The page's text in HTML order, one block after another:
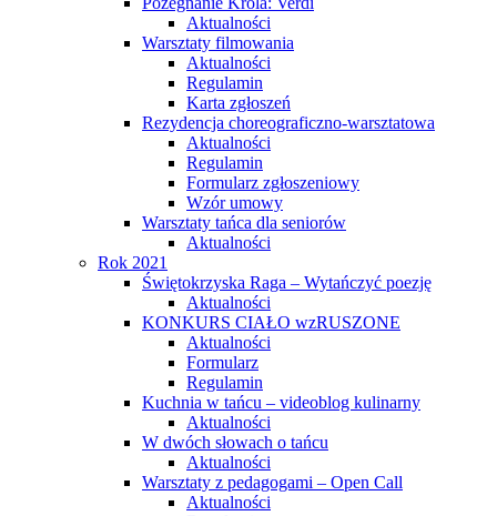
Aktualności
Warsztaty filmowania
Aktualności
Regulamin
Karta zgłoszeń
Rezydencja choreograficzno-warsztatowa
Aktualności
Regulamin
Formularz zgłoszeniowy
Wzór umowy
Warsztaty tańca dla seniorów
Aktualności
Rok 2021
Świętokrzyska Raga – Wytańczyć poezję
Aktualności
KONKURS CIAŁO wzRUSZONE
Aktualności
Formularz
Regulamin
Kuchnia w tańcu – videoblog kulinarny
Aktualności
W dwóch słowach o tańcu
Aktualności
Warsztaty z pedagogami – Open Call
Aktualności